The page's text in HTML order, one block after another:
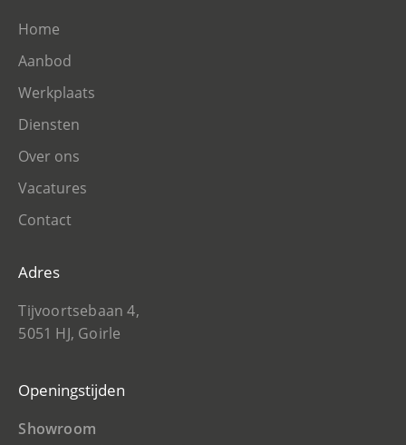
Home
Aanbod
Werkplaats
Diensten
Over ons
Vacatures
Contact
Adres
Tijvoortsebaan 4,
5051 HJ, Goirle
Openingstijden
Showroom